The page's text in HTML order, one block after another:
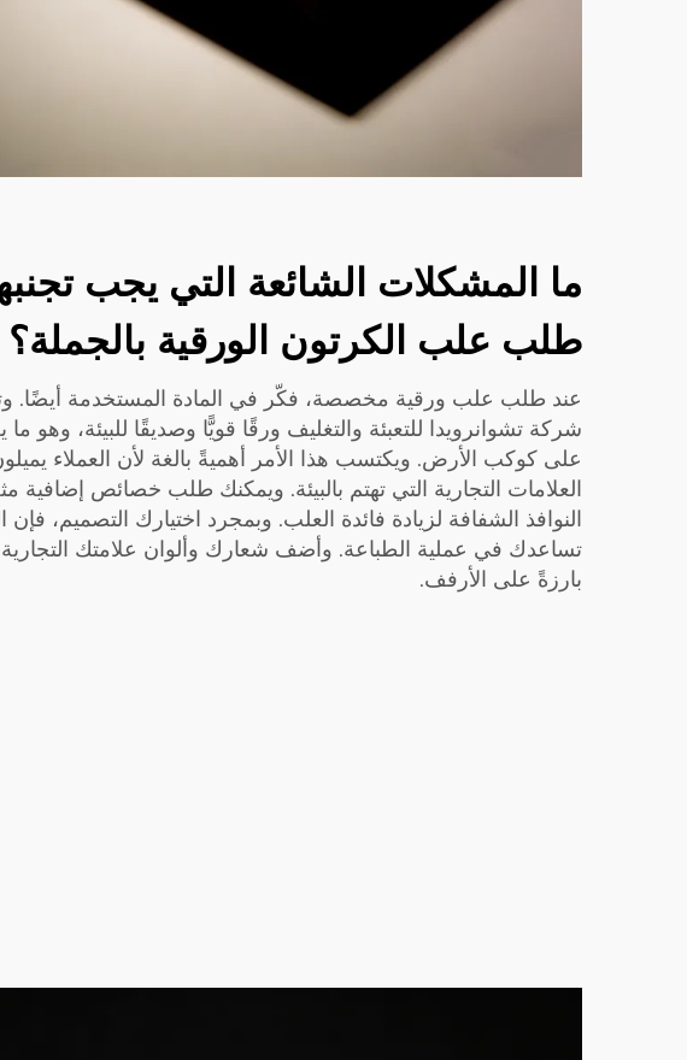
ما المشكلات الشائعة التي يجب
طلب علب الكرتون الورقية بالجملة؟
عند طلب علب ورقية مخصصة، فكّر في المادة المستخدمة أيضًا.
شركة تشوانرويدا للتعبئة والتغليف ورقًا قويًّا وصديقًا للبيئة، وهو ما
على كوكب الأرض. ويكتسب هذا الأمر أهميةً بالغة لأن العملاء
العلامات التجارية التي تهتم بالبيئة. ويمكنك طلب خصائص إضافية
النوافذ الشفافة لزيادة فائدة العلب. وبمجرد اختيارك التصميم، فإن
تساعدك في عملية الطباعة. وأضف شعارك وألوان علامتك التجارية
بارزةً على الأرفف.